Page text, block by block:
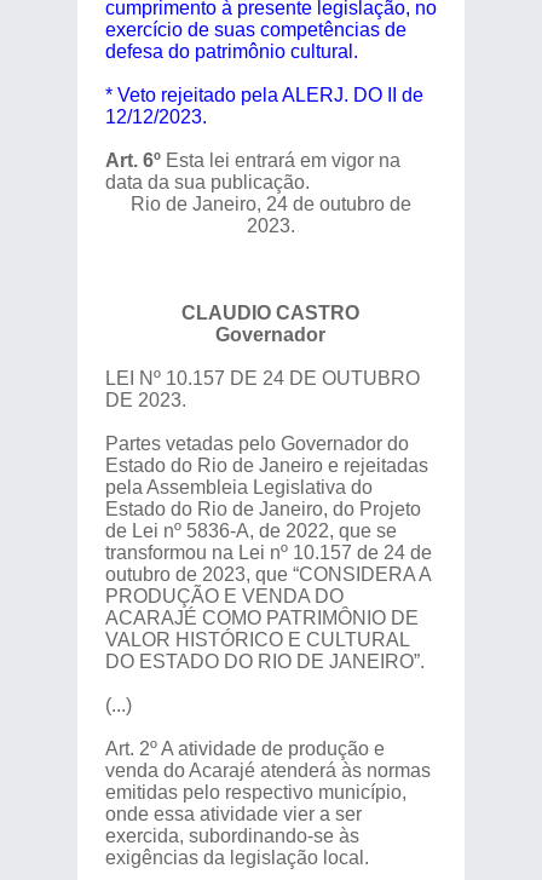
cumprimento à presente legislação, no
exercício de suas competências de
defesa do patrimônio cultural.
* Veto rejeitado pela ALERJ. DO II de
12/12/2023.
Art. 6ºEsta lei entrará em vigor na
data da sua publicação.
Rio de Janeiro, 24 de outubro de
2023.
CLAUDIO CASTRO
Governador
LEI Nº 10.157 DE 24 DE OUTUBRO
DE 2023.
Partes vetadas pelo Governador do
Estado do Rio de Janeiro e rejeitadas
pela Assembleia Legislativa do
Estado do Rio de Janeiro, do Projeto
de Lei nº 5836-A, de 2022, que se
transformou na Lei nº 10.157 de 24 de
outubro de 2023, que “CONSIDERA A
PRODUÇÃO E VENDA DO
ACARAJÉ COMO PATRIMÔNIO DE
VALOR HISTÓRICO E CULTURAL
DO ESTADO DO RIO DE JANEIRO”.
(...)
Art. 2º A atividade de produção e
venda do Acarajé atenderá às normas
emitidas pelo respectivo município,
onde essa atividade vier a ser
exercida, subordinando-se às
exigências da legislação local.